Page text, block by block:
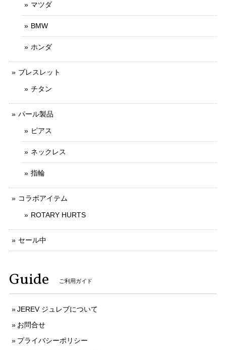
マツダ
BMW
ホンダ
ブレスレット
チタン
パール製品
ピアス
ネックレス
指輪
コラボアイテム
ROTARY HURTS
セール中
Guide ご利用ガイド
JEREV ジュレブについて
お問合せ
プライバシーポリシー